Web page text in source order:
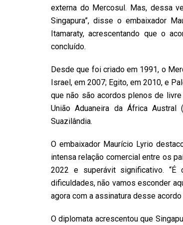
externa do Mercosul. Mas, dessa
Singapura”, disse o embaixador
Itamaraty, acrescentando que o
concluído.
Desde que foi criado em 1991, o
Israel, em 2007; Egito, em 2010, e
que não são acordos plenos de
União Aduaneira da África
Suazilândia.
O embaixador Maurício Lyrio
intensa relação comercial entre os
2022 e superávit significativo.
dificuldades, não vamos esconder
agora com a assinatura desse
O diplomata acrescentou que